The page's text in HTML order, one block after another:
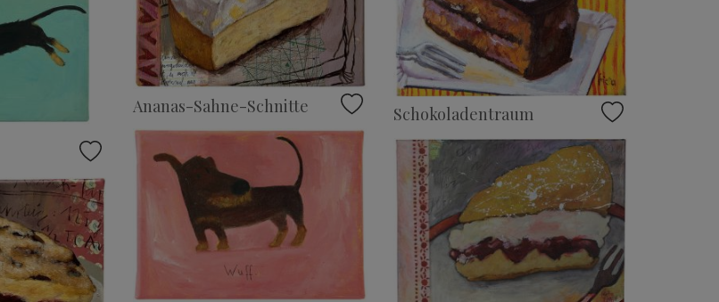
Ananas-Sahne-Schnitte
Schokoladentraum